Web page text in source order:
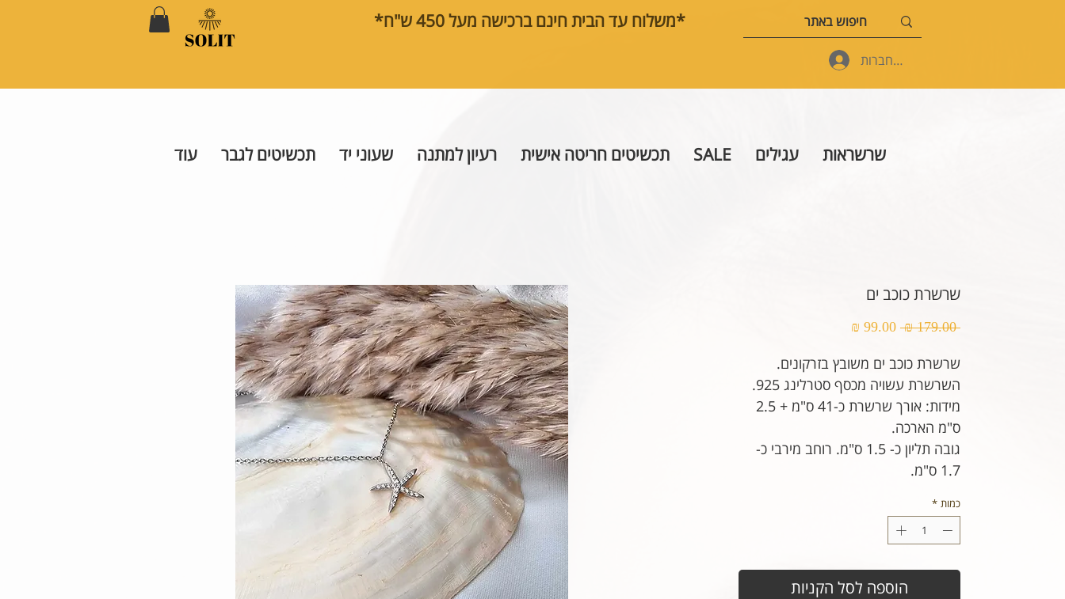
*משלוח עד הבית חינם ברכישה מעל 450 ש"ח*
להתחברות
שרשראות עגילים SALE תכשיטים חריטה אישית רעיון למתנה שעוני יד תכשיטים לגבר עוד
שרשרת כוכב ים
‏179.00 ‏₪
מחיר
שרשרת כוכב ים משובץ בזרקונים.
השרשרת עשויה מכסף סטרלינג 925.
מידות: אורך שרשרת כ-41 ס"מ + 2.5
ס"מ הארכה.
גובה תליון כ- 1.5 ס"מ. רוחב מירבי כ-
1.7 ס"מ.
כמות *
הוספה לסל הקניות